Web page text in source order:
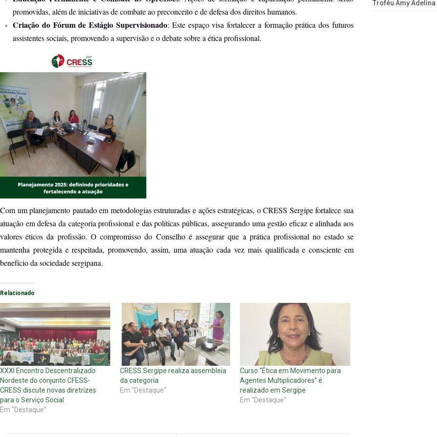
promovidas, além de iniciativas de combate ao preconceito e de defesa dos direitos humanos.
Criação do Fórum de Estágio Supervisionado: Este espaço visa fortalecer a formação prática dos futuros
assistentes sociais, promovendo a supervisão e o debate sobre a ética profissional.
Com um planejamento pautado em metodologias estruturadas e ações estratégicas, o CRESS Sergipe fortalece sua
atuação em defesa da categoria profissional e das políticas públicas, assegurando uma gestão eficaz e alinhada aos
valores éticos da profissão. O compromisso do Conselho é assegurar que a prática profissional no estado se
mantenha protegida e respeitada, promovendo, assim, uma atuação cada vez mais qualificada e consciente em
benefício da sociedade sergipana.
Relacionado
XXXI Encontro Descentralizado
Nordeste do conjunto CFESS-
CRESS discute novas diretrizes
para o Serviço Social
Em "Destaque"
CRESS Sergipe realiza assembleia
da categoria
Em "Destaque"
Curso “Ética em Movimento para
Agentes Multiplicadores” é
realizado em Sergipe
Em "Destaque"
Troféu Amy Adelina